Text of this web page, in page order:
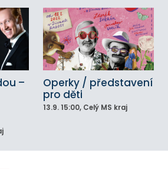
–
Operky / představení
pro děti
13.9. 15:00, Celý MS kraj